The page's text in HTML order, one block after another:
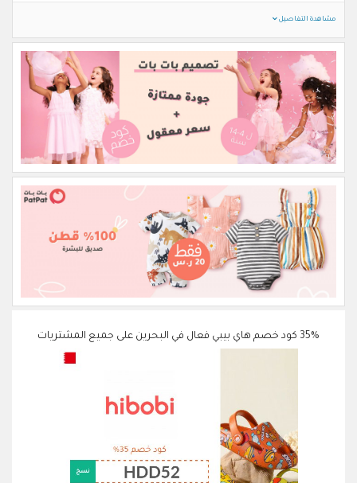
مشاهدة التفاصيل
35% كود خصم هاي بيبي فعال في البحرين على جميع المشتريات